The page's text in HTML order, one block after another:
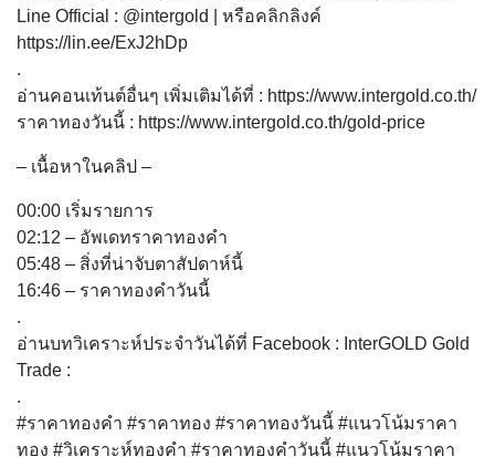
Line Official : @intergold | หรือคลิกลิงค์
https://lin.ee/ExJ2hDp
.
อ่านคอนเท้นต์อื่นๆ เพิ่มเติมได้ที่ : https://www.intergold.co.th/​​​​​
ราคาทองวันนี้ : https://www.intergold.co.th/gold-price
– เนื้อหาในคลิป –
00:00 เริ่มรายการ
02:12​​ – อัพเดทราคาทองคำ
05:48 – สิ่งที่น่าจับตาสัปดาห์นี้
16:46 – ราคาทองคำวันนี้
.
อ่านบทวิเคราะห์ประจำวันได้ที่ Facebook : InterGOLD Gold
Trade :
.
#ราคาทองคำ​​ #ราคาทอง​​ #ราคาทองวันนี้​​ #แนวโน้มราคา
ทอง​​ #วิเคราะห์ทองคำ​​ #ราคาทองคำวันนี้​​ #แนวโน้มราคา